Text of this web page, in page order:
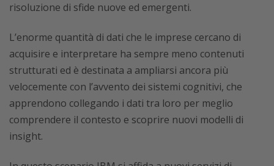
risoluzione di sfide nuove ed emergenti.
L’enorme quantità di dati che le imprese cercano di
acquisire e interpretare ha sempre meno contenuti
strutturati ed è destinata a ampliarsi ancora più
velocemente con l’avvento dei sistemi cognitivi, che
apprendono collegando i dati tra loro per meglio
comprendere il contesto e scoprire nuovi modelli di
insight.